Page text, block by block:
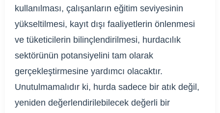
kullanılması, çalışanların eğitim seviyesinin
yükseltilmesi, kayıt dışı faaliyetlerin önlenmesi
ve tüketicilerin bilinçlendirilmesi, hurdacılık
sektörünün potansiyelini tam olarak
gerçekleştirmesine yardımcı olacaktır.
Unutulmamalıdır ki, hurda sadece bir atık değil,
yeniden değerlendirilebilecek değerli bir